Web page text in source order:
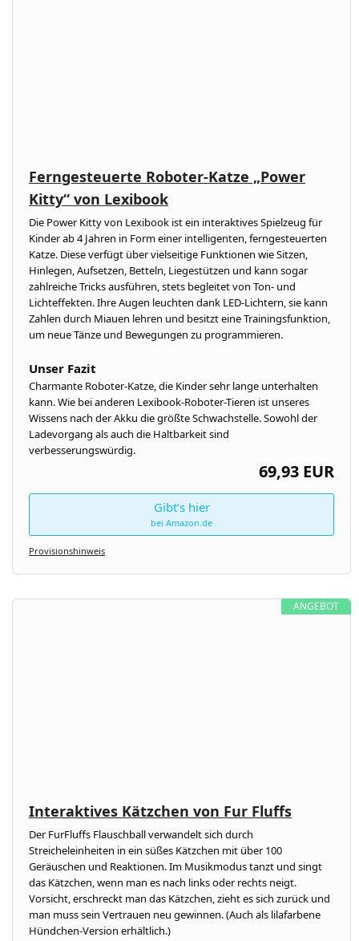
Ferngesteuerte Roboter-Katze „Power
Kitty“ von Lexibook
Die Power Kitty von Lexibook ist ein interaktives Spielzeug für
Kinder ab 4 Jahren in Form einer intelligenten, ferngesteuerten
Katze. Diese verfügt über vielseitige Funktionen wie Sitzen,
Hinlegen, Aufsetzen, Betteln, Liegestützen und kann sogar
zahlreiche Tricks ausführen, stets begleitet von Ton- und
Lichteffekten. Ihre Augen leuchten dank LED-Lichtern, sie kann
Zahlen durch Miauen lehren und besitzt eine Trainingsfunktion,
um neue Tänze und Bewegungen zu programmieren.
Unser Fazit
Charmante Roboter-Katze, die Kinder sehr lange unterhalten
kann. Wie bei anderen Lexibook-Roboter-Tieren ist unseres
Wissens nach der Akku die größte Schwachstelle. Sowohl der
Ladevorgang als auch die Haltbarkeit sind
verbesserungswürdig.
69,93 EUR
Gibt’s hier
bei Amazon.de
Provisionshinweis
ANGEBOT
Interaktives Kätzchen von Fur Fluffs
Der FurFluffs Flauschball verwandelt sich durch
Streicheleinheiten in ein süßes Kätzchen mit über 100
Geräuschen und Reaktionen. Im Musikmodus tanzt und singt
das Kätzchen, wenn man es nach links oder rechts neigt.
Vorsicht, erschreckt man das Kätzchen, zieht es sich zurück und
man muss sein Vertrauen neu gewinnen. (Auch als lilafarbene
Hündchen-Version erhältlich.)